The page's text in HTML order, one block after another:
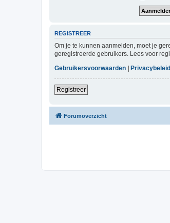
REGISTREER
Om je te kunnen aanmelden, moet je
geregistreerde gebruikers. Lees voor
Gebruikersvoorwaarden | Privacybeleid
Registreer
Forumoverzicht